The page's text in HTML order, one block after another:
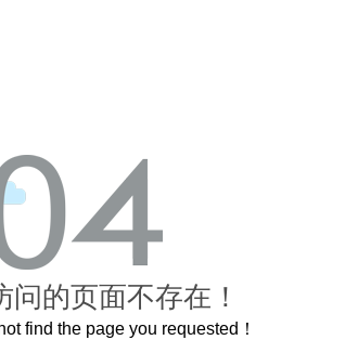
问的页面不存在！
find the page you requested！